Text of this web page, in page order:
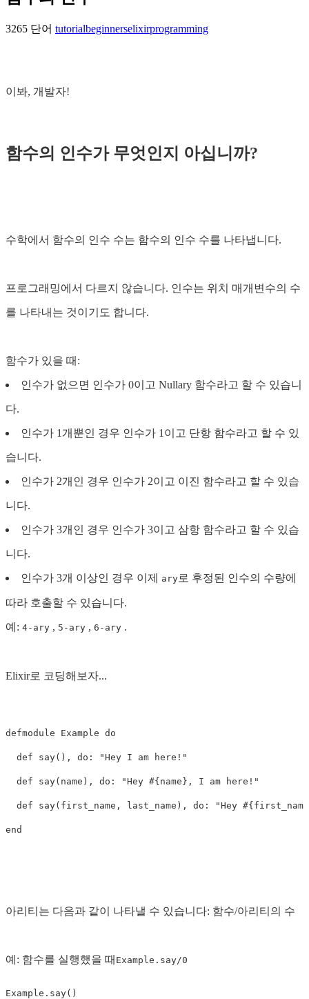
3265 단어 tutorialbeginnerselixirprogramming
이봐, 개발자!
함수의 인수가 무엇인지 아십니까?
수학에서 함수의 인수 수는 함수의 인수 수를 나타냅니다.
프로그래밍에서 다르지 않습니다. 인수는 위치 매개변수의 수
를 나타내는 것이기도 합니다.
함수가 있을 때:
인수가 없으면 인수가 0이고 Nullary 함수라고 할 수 있습니
다.
인수가 1개뿐인 경우 인수가 1이고 단항 함수라고 할 수 있
습니다.
인수가 2개인 경우 인수가 2이고 이진 함수라고 할 수 있습
니다.
인수가 3개인 경우 인수가 3이고 삼항 함수라고 할 수 있습
니다.
인수가 3개 이상인 경우 이제 ary 로 후정된 인수의 수량에
따라 호출할 수 있습니다.
예: 4-ary , 5-ary , 6-ary .
Elixir로 코딩해보자...
defmodule Example do
def say(), do : "Hey I am here!"
def say( name ), do : "Hey #{ name } , I am here!"
def say( first_name , last_name ), do : "Hey #{ first_name
end
아리티는 다음과 같이 나타낼 수 있습니다: 함수/아리티의 수
예: 함수를 실행했을 때 Example.say/0
Example . say()